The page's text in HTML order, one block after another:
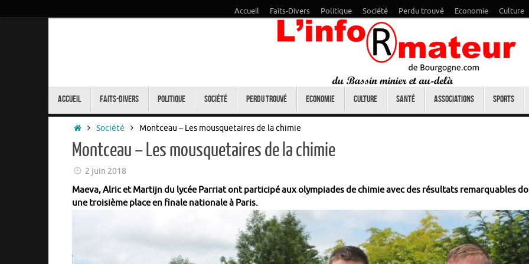
Accueil Faits-Divers Politique Société Perdu trouvé Economie Culture
Accueil Faits-Divers Politique Société Perdu trouvé Economie Culture Santé Associations Sports
Accueil
Société Montceau – Les mousquetaires de la chimie
Montceau – Les mousquetaires de la chimie
2 juin 2018
Maeva, Alric et Martijn du lycée Parriat ont participé aux olympiades de chimie avec des résultats remarquables
une troisième place en finale nationale à Paris.